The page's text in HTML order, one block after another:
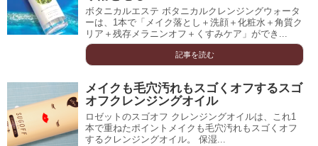
ボタニカルエステ ボタニカルクレンジングウォータ
ーは、1本で「メイク落とし＋洗顔＋化粧水＋角質ク
リア＋残存メラニンオフ＋くすみケア」ができ...
記事を読む
メイクも毛穴汚れもスゴくオフするスゴ
オフクレンジングオイル
ロゼットのスゴオフ クレンジングオイルは、これ1
本で重ねたポイントメイクも毛穴汚れもスゴくオフ
するクレンジングオイル。 保湿...